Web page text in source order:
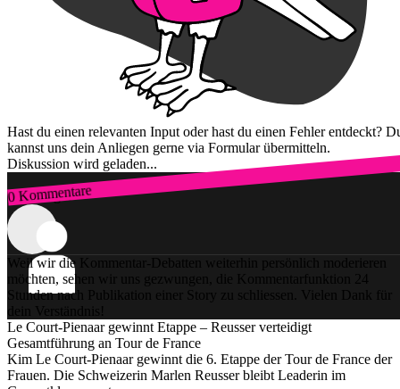
Hast du einen relevanten Input oder hast du einen Fehler entdeckt?
kannst uns dein Anliegen gerne via Formular übermitteln.
Diskussion wird geladen...
0 Kommentare
Zum Login
Weil wir die Kommentar-Debatten weiterhin persönlich moderieren
möchten, sehen wir uns gezwungen, die Kommentarfunktion 24
Stunden nach Publikation einer Story zu schliessen. Vielen Dank für
dein Verständnis!
Le Court-Pienaar gewinnt Etappe – Reusser verteidigt
Gesamtführung an Tour de France
Kim Le Court-Pienaar gewinnt die 6. Etappe der Tour de France der
Frauen. Die Schweizerin Marlen Reusser bleibt Leaderin im